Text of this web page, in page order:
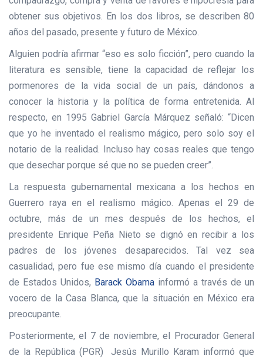
obtener sus objetivos. En los dos libros, se describen 80
años del pasado, presente y futuro de México.
Alguien podría afirmar “eso es solo ficción”, pero cuando la
literatura es sensible, tiene la capacidad de reflejar los
pormenores de la vida social de un país, dándonos a
conocer la historia y la política de forma entretenida. Al
respecto, en 1995 Gabriel García Márquez señaló: “Dicen
que yo he inventado el realismo mágico, pero solo soy el
notario de la realidad. Incluso hay cosas reales que tengo
que desechar porque sé que no se pueden creer”.
La respuesta gubernamental mexicana a los hechos en
Guerrero raya en el realismo mágico. Apenas el 29 de
octubre, más de un mes después de los hechos, el
presidente Enrique Peña Nieto se dignó en recibir a los
padres de los jóvenes desaparecidos. Tal vez sea
casualidad, pero fue ese mismo día cuando el presidente
de Estados Unidos, Barack Obama informó a través de un
vocero de la Casa Blanca, que la situación en México era
preocupante.
Posteriormente, el 7 de noviembre, el Procurador General
de la República (PGR) Jesús Murillo Karam informó que